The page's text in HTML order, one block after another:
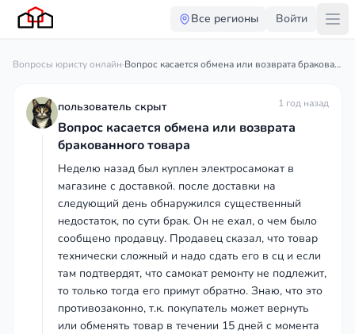
Все регионы Войти
Вопросы юристу онлайн· Вопрос касается обмена или возврата бракованного товара
пользователь скрыт 1 год назад
Вопрос касается обмена или возврата
бракованного товара
Неделю назад был куплен электросамокат в
магазине с доставкой. после доставки на
следующий день обнаружился существенный
недостаток, по сути брак. Он не ехал, о чем было
сообщено продавцу. Продавец сказал, что товар
технически сложный и надо сдать его в сц и если
там подтвердят, что самокат ремонту не подлежит,
то только тогда его примут обратно. Знаю, что это
противозаконно, т.к. покупатель может вернуть
или обменять товар в течении 15 дней с момента